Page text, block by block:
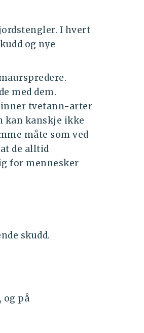
I hvert
og nye
med dem.
tvetann-arter
kan kanskje ikke
måte som ved
de alltid
for mennesker
skudd.
og på